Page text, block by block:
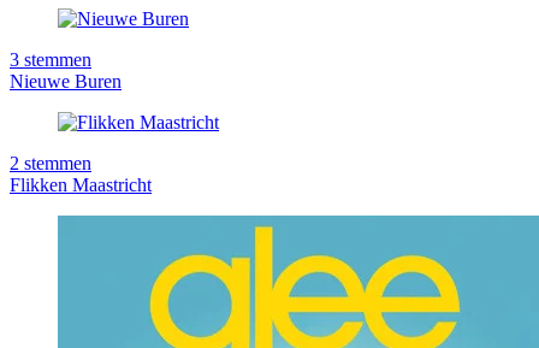
3 stemmen
Nieuwe Buren
2 stemmen
Flikken Maastricht